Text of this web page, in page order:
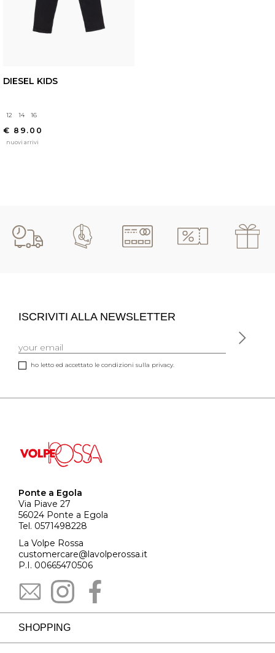
DIESEL KIDS
12 14 16
€ 89.00
nuovi arrivi
ISCRIVITI ALLA NEWSLETTER
ho letto ed accettato le condizioni sulla privacy.
Ponte a Egola
Via Piave 27
56024 Ponte a Egola
Tel. 0571498228
La Volpe Rossa
customercare@lavolperossa.it
P.I. 00665470506
SHOPPING